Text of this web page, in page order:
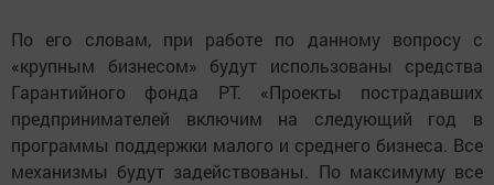
По его словам, при работе по данному вопросу с
«крупным бизнесом» будут использованы средства
Гарантийного фонда РТ. «Проекты пострадавших
предпринимателей включим на следующий год в
программы поддержки малого и среднего бизнеса. Все
механизмы будут задействованы. По максимуму все